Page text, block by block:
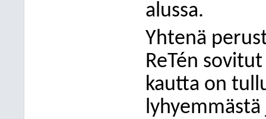
alussa.
Yhtenä
ReTén
kautta on